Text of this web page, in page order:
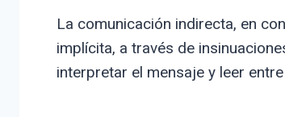
La comunicación indirecta, en
implícita, a través de
interpretar el mensaje y leer